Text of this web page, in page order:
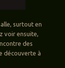
surtout en
voir ensuite,
des
découverte à